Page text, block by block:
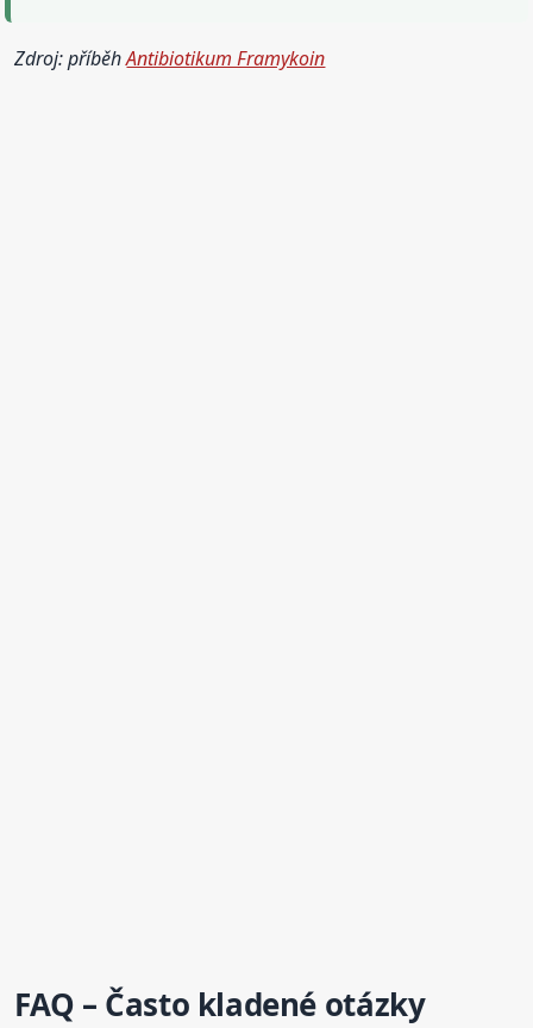
Zdroj: příběhAntibiotikum Framykoin
FAQ – Často kladené otázky